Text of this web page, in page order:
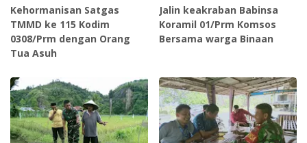
Kehormanisan Satgas
TMMD ke 115 Kodim
0308/Prm dengan Orang
Tua Asuh
Jalin keakraban Babinsa
Koramil 01/Prm Komsos
Bersama warga Binaan